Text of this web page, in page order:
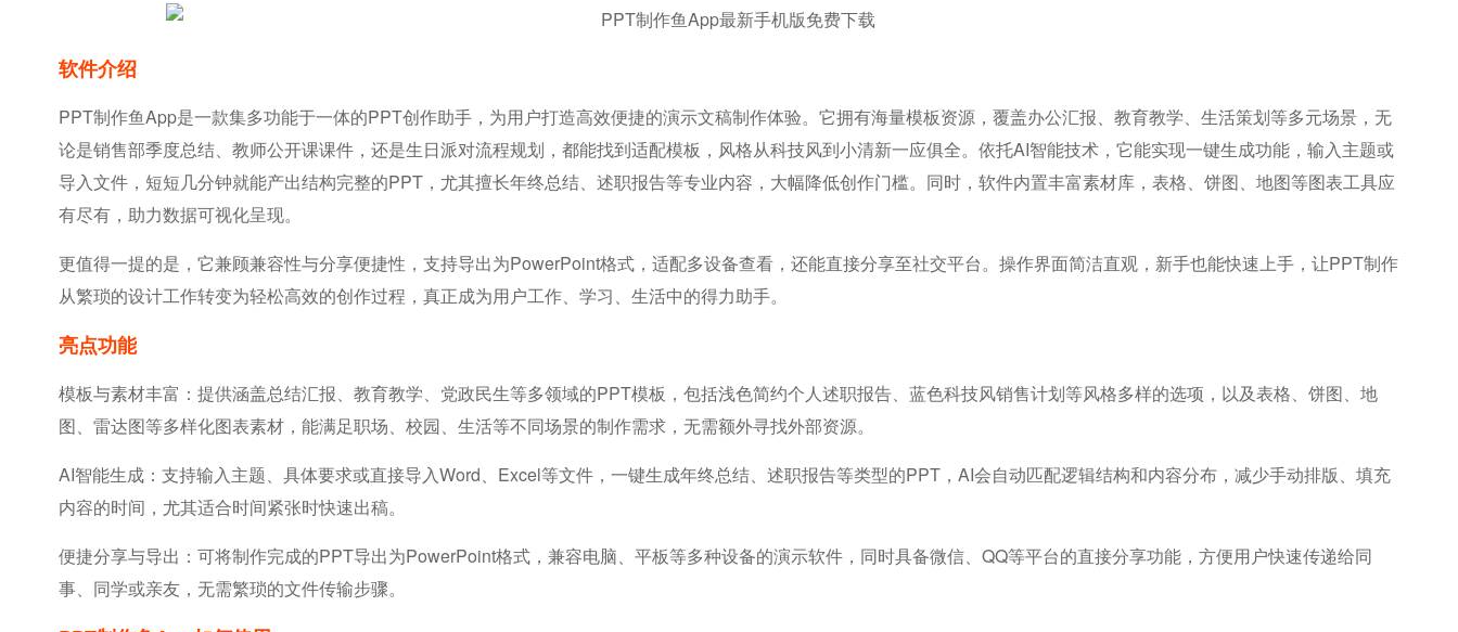
软件介绍
PPT制作鱼app是一款集多功能于一体的PPT创作助手，为用户打造高效便捷的演示文稿制作体验。它拥有海量模板资源，覆盖办公汇报、教育教学、生活策划等多元场景，无
论是销售部季度总结、教师公开课课件，还是生日派对流程规划，都能找到适配模板，风格从科技风到小清新一应俱全。依托AI智能技术，它能实现一键生成功能，输入主题或
导入文件，短短几分钟就能产出结构完整的PPT，尤其擅长年终总结、述职报告等专业内容，大幅降低创作门槛。同时，软件内置丰富素材库，表格、饼图、地图等图表工具应
有尽有，助力数据可视化呈现。
更值得一提的是，它兼顾兼容性与分享便捷性，支持导出为PowerPoint格式，适配多设备查看，还能直接分享至社交平台。操作界面简洁直观，新手也能快速上手，让PPT制作
从繁琐的设计工作转变为轻松高效的创作过程，真正成为用户工作、学习、生活中的得力助手。
亮点功能
模板与素材丰富：提供涵盖总结汇报、教育教学、党政民生等多领域的PPT模板，包括浅色简约个人述职报告、蓝色科技风销售计划等风格多样的选项，以及表格、饼图、地
图、雷达图等多样化图表素材，能满足职场、校园、生活等不同场景的制作需求，无需额外寻找外部资源。
AI智能生成：支持输入主题、具体要求或直接导入Word、Excel等文件，一键生成年终总结、述职报告等类型的PPT，AI会自动匹配逻辑结构和内容分布，减少手动排版、填充
内容的时间，尤其适合时间紧张时快速出稿。
便捷分享与导出：可将制作完成的PPT导出为PowerPoint格式，兼容电脑、平板等多种设备的演示软件，同时具备微信、QQ等平台的直接分享功能，方便用户快速传递给同
事、同学或亲友，无需繁琐的文件传输步骤。